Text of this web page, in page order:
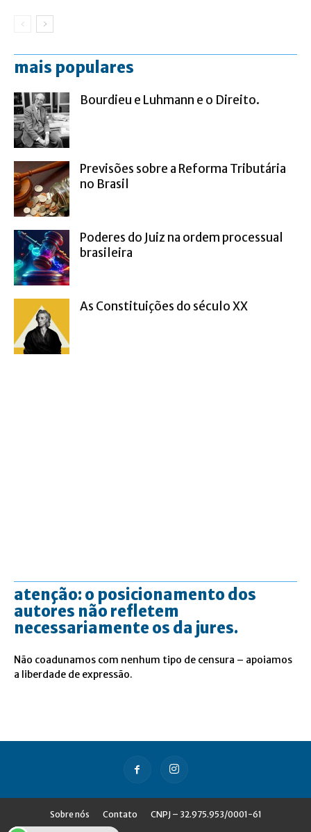
mais populares
Bourdieu e Luhmann e o Direito.
Previsões sobre a Reforma Tributária
no Brasil
Poderes do Juiz na ordem processual
brasileira
As Constituições do século XX
atenção: o posicionamento dos
autores não refletem
necessariamente os da jures.
Não coadunamos com nenhum tipo de censura – apoiamos
a liberdade de expressão.
Sobre nós Contato CNPJ – 32.975.953/0001-61